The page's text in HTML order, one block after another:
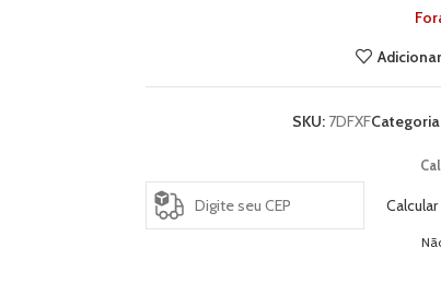
SKU: 7DFXF
Calcular